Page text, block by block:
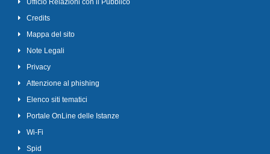
Ufficio Relazioni con il Pubblico
Credits
Mappa del sito
Note Legali
Privacy
Attenzione al phishing
Elenco siti tematici
Portale OnLine delle Istanze
Wi-Fi
Spid